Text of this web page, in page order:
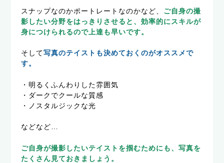
スナップなのかポートレートなのかなど、 ご自身の撮
影したい分野をはっきりさせると、効率的にスキルが
身につけられるので上達も早いです。
そして写真のテイストも決めておくのがオススメで
す。
・明るくふんわりした雰囲気
・ダークでクールな質感
・ノスタルジックな光
などなど…
ご自身が撮影したいテイストを掴むためにも、写真を
たくさん見ておきましょう。